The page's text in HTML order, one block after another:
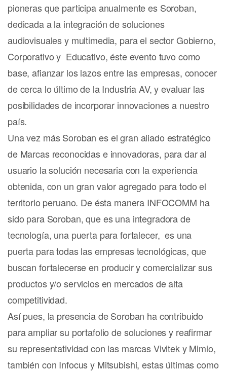
pioneras que participa anualmente es Soroban,
dedicada a la integración de soluciones
audiovisuales y multimedia, para el sector Gobierno,
Corporativo y Educativo, éste evento tuvo como
base, afianzar los lazos entre las empresas, conocer
de cerca lo último de la Industria AV, y evaluar las
posibilidades de incorporar innovaciones a nuestro
país.
Una vez más Soroban es el gran aliado estratégico
de Marcas reconocidas e innovadoras, para dar al
usuario la solución necesaria con la experiencia
obtenida, con un gran valor agregado para todo el
territorio peruano. De ésta manera INFOCOMM ha
sido para Soroban, que es una integradora de
tecnología, una puerta para fortalecer, es una
puerta para todas las empresas tecnológicas, que
buscan fortalecerse en producir y comercializar sus
productos y/o servicios en mercados de alta
competitividad.
Así pues, la presencia de Soroban ha contribuido
para ampliar su portafolio de soluciones y reafirmar
su representatividad con las marcas Vivitek y Mimio,
también con Infocus y Mitsubishi, estas últimas como